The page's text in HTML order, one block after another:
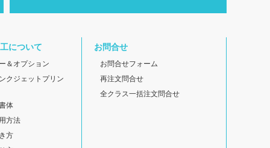
について
＆オプション
クジェットプリン
体
方法
方
お問合せ
お問合せフォーム
再注文問合せ
全クラス一括注文問合せ